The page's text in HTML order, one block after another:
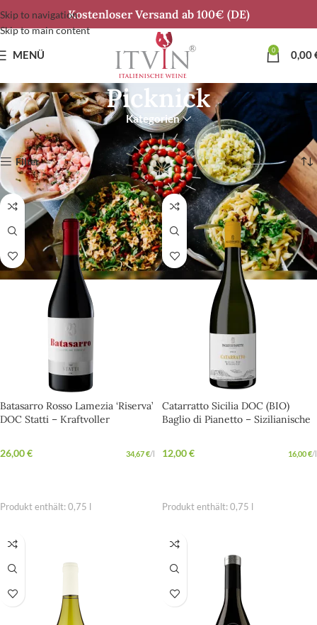
Skip to navigation
Skip to main content
Kostenloser Versand ab 100€ (DE)
MENÜ 0 0,00
Picknick
Kategorien
Start Anlässe Picknick Ergebnisse 1 – 12 von 44 werden angezeigt
Filter
Batasarro Rosso Lamezia ‘Riserva’
DOC Statti – Kraftvoller
26,00€ 34,67€/l
Produkt enthält: 0,75
BIO
Catarratto Sicilia DOC (BIO)
Baglio di Pianetto – Sizilianische
12,00€ 16,00€/l
Produkt enthält: 0,75